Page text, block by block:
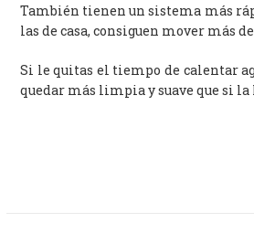
También tienen un sistema más
las de casa, consiguen mover más
Si le quitas el tiempo de calentar
quedar más limpia y suave que si la